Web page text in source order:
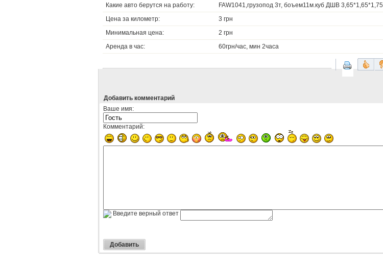
Какие авто берутся на работу:
FAW1041,грузопод 3т, боъем11м.куб ДШВ 3,65*1,65*1,75
Цена за километр:
3 грн
Минимальная цена:
2 грн
Аренда в час:
60грн/час, мин 2часа
Добавить комментарий
Ваше имя:
Комментарий:
Введите верный ответ